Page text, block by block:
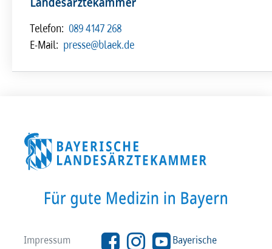
Telefon: 089 4147 268
E-Mail: presse@blaek.de
Impressum
Bayerische